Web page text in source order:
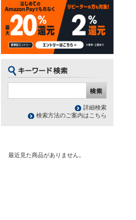
詳細検索
検索方法のご案内はこちら
最近見た商品がありません。